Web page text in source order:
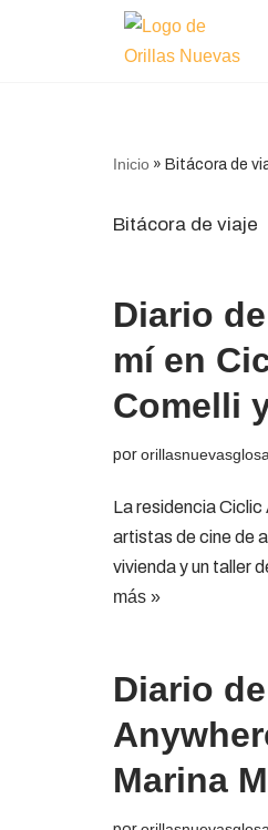
Inicio » Bitácora de
Bitácora de viaje
Diario
mí en
Comelli
por
La residencia Ciclic
artistas de cine de
vivienda y un taller
más »
Diario
Marina